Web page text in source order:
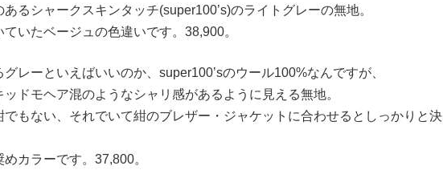
るシャークスキンタッチ(super100’s)のライトグレーの無地。
いたベージュの色違いです。38,900。
レーといえばいいのか、super100’sのウール100%なんですが、
ドモヘア混のようなシャリ感があるように見える無地。
でもない、それでいて紺のブレザー・ジャケットに合わせるとしっかりと決
カラーです。37,800。